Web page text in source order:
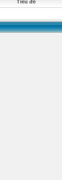
Tiêu đề